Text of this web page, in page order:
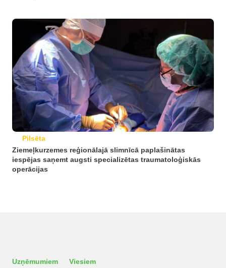
Pilsēta
Ziemeļkurzemes reģionālajā slimnīcā paplašinātas
iespējas saņemt augsti specializētas traumatoloģiskās
operācijas
Uzņēmumiem Viesiem